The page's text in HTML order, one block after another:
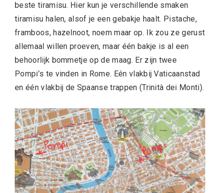
beste tiramisu. Hier kun je verschillende smaken
tiramisu halen, alsof je een gebakje haalt. Pistache,
framboos, hazelnoot, noem maar op. Ik zou ze gerust
allemaal willen proeven, maar één bakje is al een
behoorlijk bommetje op de maag. Er zijn twee
Pompi’s te vinden in Rome. Eén vlakbij Vaticaanstad
en één vlakbij de Spaanse trappen (Trinità dei Monti).